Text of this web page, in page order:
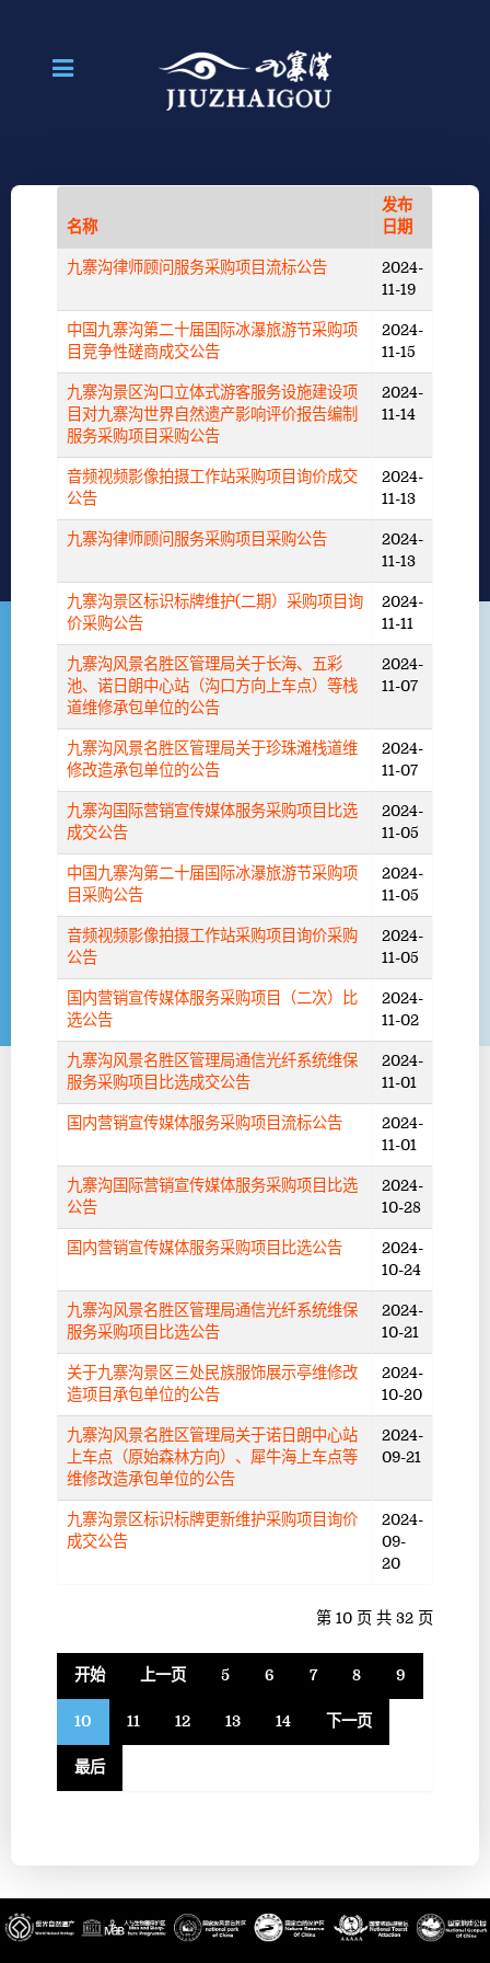
名称
发布
日期
九寨沟律师顾问服务采购项目流标公告
2024-
11-19
中国九寨沟第二十届国际冰瀑旅游节采购项
目竞争性磋商成交公告
2024-
11-15
九寨沟景区沟口立体式游客服务设施建设项
目对九寨沟世界自然遗产影响评价报告编制
服务采购项目采购公告
2024-
11-14
音频视频影像拍摄工作站采购项目询价成交
公告
2024-
11-13
九寨沟律师顾问服务采购项目采购公告
2024-
11-13
九寨沟景区标识标牌维护(二期）采购项目询
价采购公告
2024-
11-11
九寨沟风景名胜区管理局关于长海、五彩
池、诺日朗中心站（沟口方向上车点）等栈
道维修承包单位的公告
2024-
11-07
九寨沟风景名胜区管理局关于珍珠滩栈道维
修改造承包单位的公告
2024-
11-07
九寨沟国际营销宣传媒体服务采购项目比选
成交公告
2024-
11-05
中国九寨沟第二十届国际冰瀑旅游节采购项
目采购公告
2024-
11-05
音频视频影像拍摄工作站采购项目询价采购
公告
2024-
11-05
国内营销宣传媒体服务采购项目（二次）比
选公告
2024-
11-02
九寨沟风景名胜区管理局通信光纤系统维保
服务采购项目比选成交公告
2024-
11-01
国内营销宣传媒体服务采购项目流标公告
2024-
11-01
九寨沟国际营销宣传媒体服务采购项目比选
公告
2024-
10-28
国内营销宣传媒体服务采购项目比选公告
2024-
10-24
九寨沟风景名胜区管理局通信光纤系统维保
服务采购项目比选公告
2024-
10-21
关于九寨沟景区三处民族服饰展示亭维修改
造项目承包单位的公告
2024-
10-20
九寨沟风景名胜区管理局关于诺日朗中心站
上车点（原始森林方向）、犀牛海上车点等
维修改造承包单位的公告
2024-
09-21
九寨沟景区标识标牌更新维护采购项目询价
成交公告
2024-
09-
20
第 10 页 共 32 页
开始 上一页 5 6 7 8 9
10 11 12 13 14 下一页
最后